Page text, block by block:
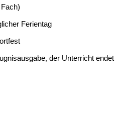
Ferientag
der Unterricht endet